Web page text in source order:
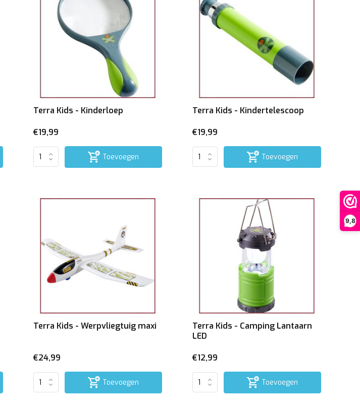
9,8
Terra Kids - Kinderloep
€19,99
Toevoegen
Terra Kids - Kindertelescoop
€19,99
Toevoegen
Terra Kids - Werpvliegtuig maxi
€24,99
Toevoegen
Terra Kids - Camping Lantaarn
LED
€12,99
Toevoegen